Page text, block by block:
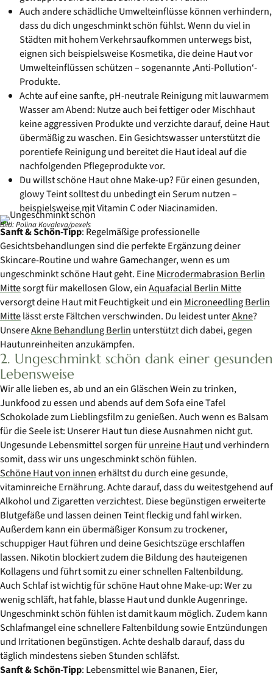
Auch andere schädliche Umwelteinflüsse können verhindern,
dass du dich ungeschminkt schön fühlst. Wenn du viel in
Städten mit hohem Verkehrsaufkommen unterwegs bist,
eignen sich beispielsweise Kosmetika, die deine Haut vor
Umwelteinflüssen schützen – sogenannte ‚Anti-Pollution‘-
Produkte.
Achte auf eine sanfte, pH-neutrale Reinigung mit lauwarmem
Wasser am Abend: Nutze auch bei fettiger oder Mischhaut
keine aggressiven Produkte und verzichte darauf, deine Haut
übermäßig zu waschen. Ein Gesichtswasser unterstützt die
porentiefe Reinigung und bereitet die Haut ideal auf die
nachfolgenden Pflegeprodukte vor.
Du willst schöne Haut ohne Make-up? Für einen gesunden,
glowy Teint solltest du unbedingt ein Serum nutzen –
beispielsweise mit Vitamin C oder Niacinamiden.
Bild: Polina Kovaleva/pexels
Sanft & Schön-Tipp: Regelmäßige professionelle
Gesichtsbehandlungen sind die perfekte Ergänzung deiner
Skincare-Routine und wahre Gamechanger, wenn es um
ungeschminkt schöne Haut geht. EineMicrodermabrasion Berlin
Mittesorgt für makellosen Glow, einAquafacial Berlin Mitte
versorgt deine Haut mit Feuchtigkeit und ein Microneedling Berlin
Mittelässt erste Fältchen verschwinden. Du leidest unterAkne?
UnsereAkne Behandlung Berlin unterstützt dich dabei, gegen
Hautunreinheiten anzukämpfen.
2. Ungeschminkt schön dank einer gesunden
Lebensweise
Wir alle lieben es, ab und an ein Gläschen Wein zu trinken,
Junkfood zu essen und abends auf dem Sofa eine Tafel
Schokolade zum Lieblingsfilm zu genießen. Auch wenn es Balsam
für die Seele ist: Unserer Haut tun diese Ausnahmen nicht gut.
Ungesunde Lebensmittel sorgen fürunreine Hautund verhindern
somit, dass wir uns ungeschminkt schön fühlen.
Schöne Haut von innenerhältst du durch eine gesunde,
vitaminreiche Ernährung. Achte darauf, dass du weitestgehend auf
Alkohol und Zigaretten verzichtest. Diese begünstigen erweiterte
Blutgefäße und lassen deinen Teint fleckig und fahl wirken.
Außerdem kann ein übermäßiger Konsum zu trockener,
schuppiger Haut führen und deine Gesichtszüge erschlaffen
lassen. Nikotin blockiert zudem die Bildung des hauteigenen
Kollagens und führt somit zu einer schnellen Faltenbildung.
Auch Schlaf ist wichtig für schöne Haut ohne Make-up: Wer zu
wenig schläft, hat fahle, blasse Haut und dunkle Augenringe.
Ungeschminkt schön fühlen ist damit kaum möglich. Zudem kann
Schlafmangel eine schnellere Faltenbildung sowie Entzündungen
und Irritationen begünstigen. Achte deshalb darauf, dass du
täglich mindestens sieben Stunden schläfst.
Sanft & Schön-Tipp: Lebensmittel wie Bananen, Eier,